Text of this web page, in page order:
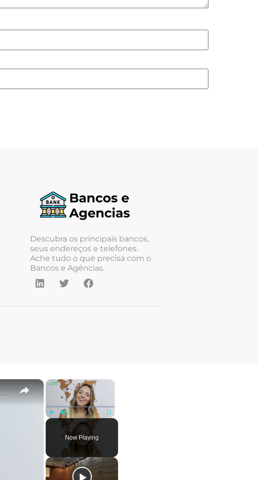
Descubra os principais bancos,
seus endereços e telefones.
Ache tudo o que precisa com o
Bancos e Agências.
×
Unmute Fullscreen
Now Playing
×
5 Destinos Baratos no Brasil Para Conhecer e Amar! 🇧🇷✨